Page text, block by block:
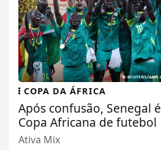
COPA DA ÁFRICA
Após confusão, Senegal
Copa Africana de futebol
Ativa Mix